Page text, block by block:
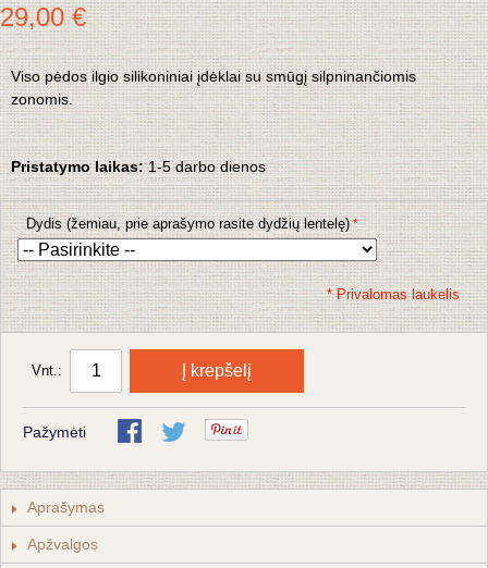
29,00 €
Viso pėdos ilgio silikoniniai įdėklai su smūgį silpninančiomis
zonomis.
Pristatymo laikas:1-5 darbo dienos
Dydis (žemiau, prie aprašymo rasite dydžių lentelę)
* Privalomas laukelis
Vnt.: Į krepšelį
Pažymėti
Aprašymas
Apžvalgos